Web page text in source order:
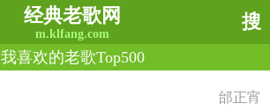
经典老歌网
m.klfang.com
搜
我喜欢的老歌Top500
邰正宵